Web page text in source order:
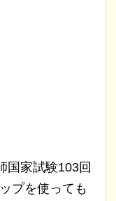
国家試験103回
プを使っても